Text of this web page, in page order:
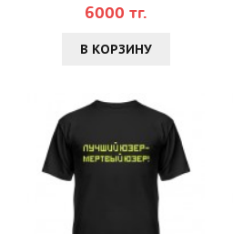
6000 тг.
В КОРЗИНУ